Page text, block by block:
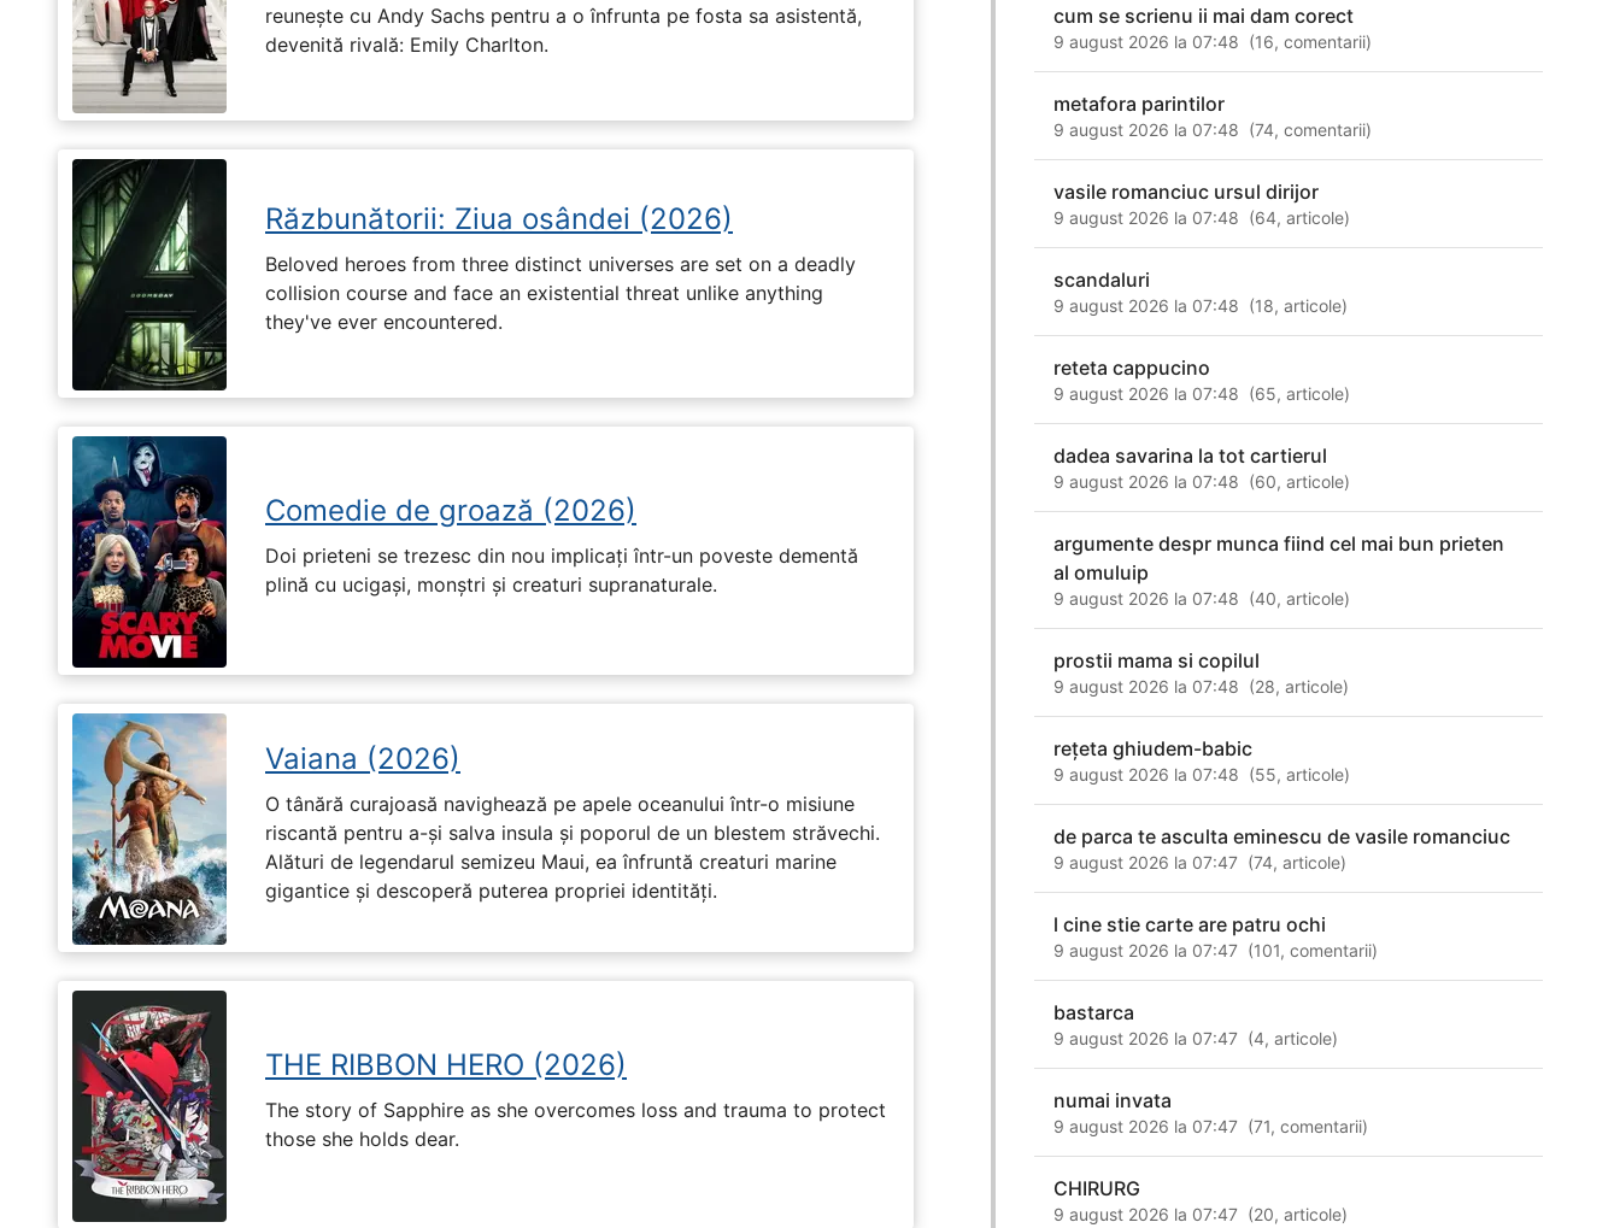
reunește cu Andy Sachs pentru a o înfrunta pe fosta sa asistentă,
devenită rivală: Emily Charlton.
Răzbunătorii: Ziua osândei (2026)
Beloved heroes from three distinct universes are set on a deadly
collision course and face an existential threat unlike anything
they've ever encountered.
Comedie de groază (2026)
Doi prieteni se trezesc din nou implicați într-un poveste dementă
plină cu ucigași, monștri și creaturi supranaturale.
Vaiana (2026)
O tânără curajoasă navighează pe apele oceanului într-o misiune
riscantă pentru a-și salva insula și poporul de un blestem străvechi.
Alături de legendarul semizeu Maui, ea înfruntă creaturi marine
gigantice și descoperă puterea propriei identități.
THE RIBBON HERO (2026)
The story of Sapphire as she overcomes loss and trauma to protect
those she holds dear.
cum se scrienu ii mai dam corect
9 august 2026 la 07:48 (16,comentarii)
metafora parintilor
9 august 2026 la 07:48 (74,comentarii)
vasile romanciuc ursul dirijor
9 august 2026 la 07:48 (64,articole)
scandaluri
9 august 2026 la 07:48 (18,articole)
reteta cappucino
9 august 2026 la 07:48 (65,articole)
dadea savarina la tot cartierul
9 august 2026 la 07:48 (60,articole)
argumente despr munca fiind cel mai bun prieten
al omuluip
9 august 2026 la 07:48 (40,articole)
prostii mama si copilul
9 august 2026 la 07:48 (28,articole)
reţeta ghiudem-babic
9 august 2026 la 07:48 (55,articole)
de parca te asculta eminescu de vasile romanciuc
9 august 2026 la 07:47 (74,articole)
l cine stie carte are patru ochi
9 august 2026 la 07:47 (101,comentarii)
bastarca
9 august 2026 la 07:47 (4,articole)
numai invata
9 august 2026 la 07:47 (71,comentarii)
CHIRURG
9 august 2026 la 07:47 (20,articole)